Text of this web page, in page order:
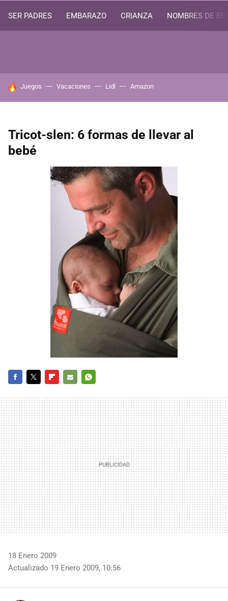
SER PADRES EMBARAZO CRIANZA NOMBRES DE
HOY SE HABLA DE
Juegos Vacaciones Lidl Amazon
Tricot-slen: 6 formas de llevar al
bebé
MAIL
18 Enero 2009
Actualizado 19 Enero 2009, 10:56